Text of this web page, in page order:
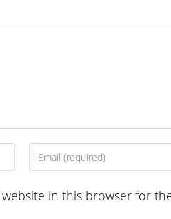
Enter
your
address
website in this browser for